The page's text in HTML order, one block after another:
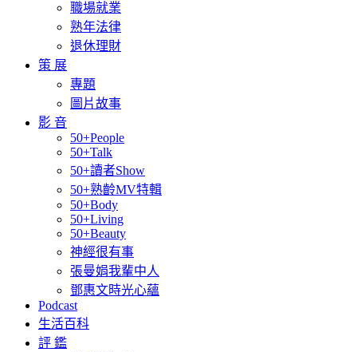
職場就業
熟年法律
退休理財
策 展
專題
圖片故事
影 音
50+People
50+Talk
50+讀者Show
50+熟齡MV特輯
50+Body
50+Living
50+Beauty
神經很有事
張曼娟我輩中人
鄧惠文時光心蘊
Podcast
生活百科
評 鑑